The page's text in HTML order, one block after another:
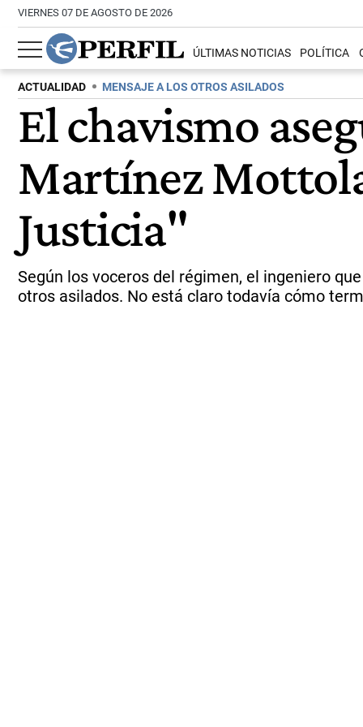
VIERNES 07 DE AGOSTO DE 2026
ÚLTIMAS NOTICIAS POLÍTICA
ACTUALIDAD MENSAJE A LOS OTROS ASILADOS
El chavismo
Martínez
Justicia"
Según los voceros del régimen, el ingeniero
otros asilados. No está claro todavía cómo